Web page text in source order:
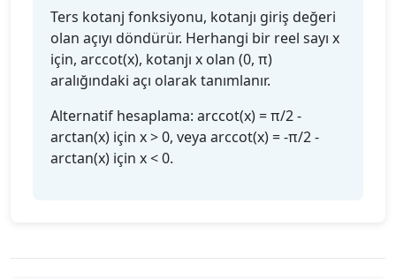
Ters kotanj fonksiyonu, kotanjı giriş değeri
olan açıyı döndürür. Herhangi bir reel sayı x
için, arccot(x), kotanjı x olan (0, π)
aralığındaki açı olarak tanımlanır.
Alternatif hesaplama: arccot(x) = π/2 -
arctan(x) için x > 0, veya arccot(x) = -π/2 -
arctan(x) için x < 0.